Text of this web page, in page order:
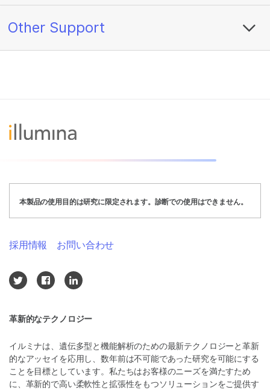
Other Support
本製品の使用目的は研究に限定されます。診断での使用はできません。
革新的なテクノロジー
イルミナは、遺伝多型と機能解析のための最新テクノロジーと革新
的なアッセイを応用し、数年前は不可能であった研究を可能にする
ことを目標としています。私たちはお客様のニーズを満たすため
に、革新的で高い柔軟性と拡張性をもつソリューションをご提供す
採用情報 お問い合わせ